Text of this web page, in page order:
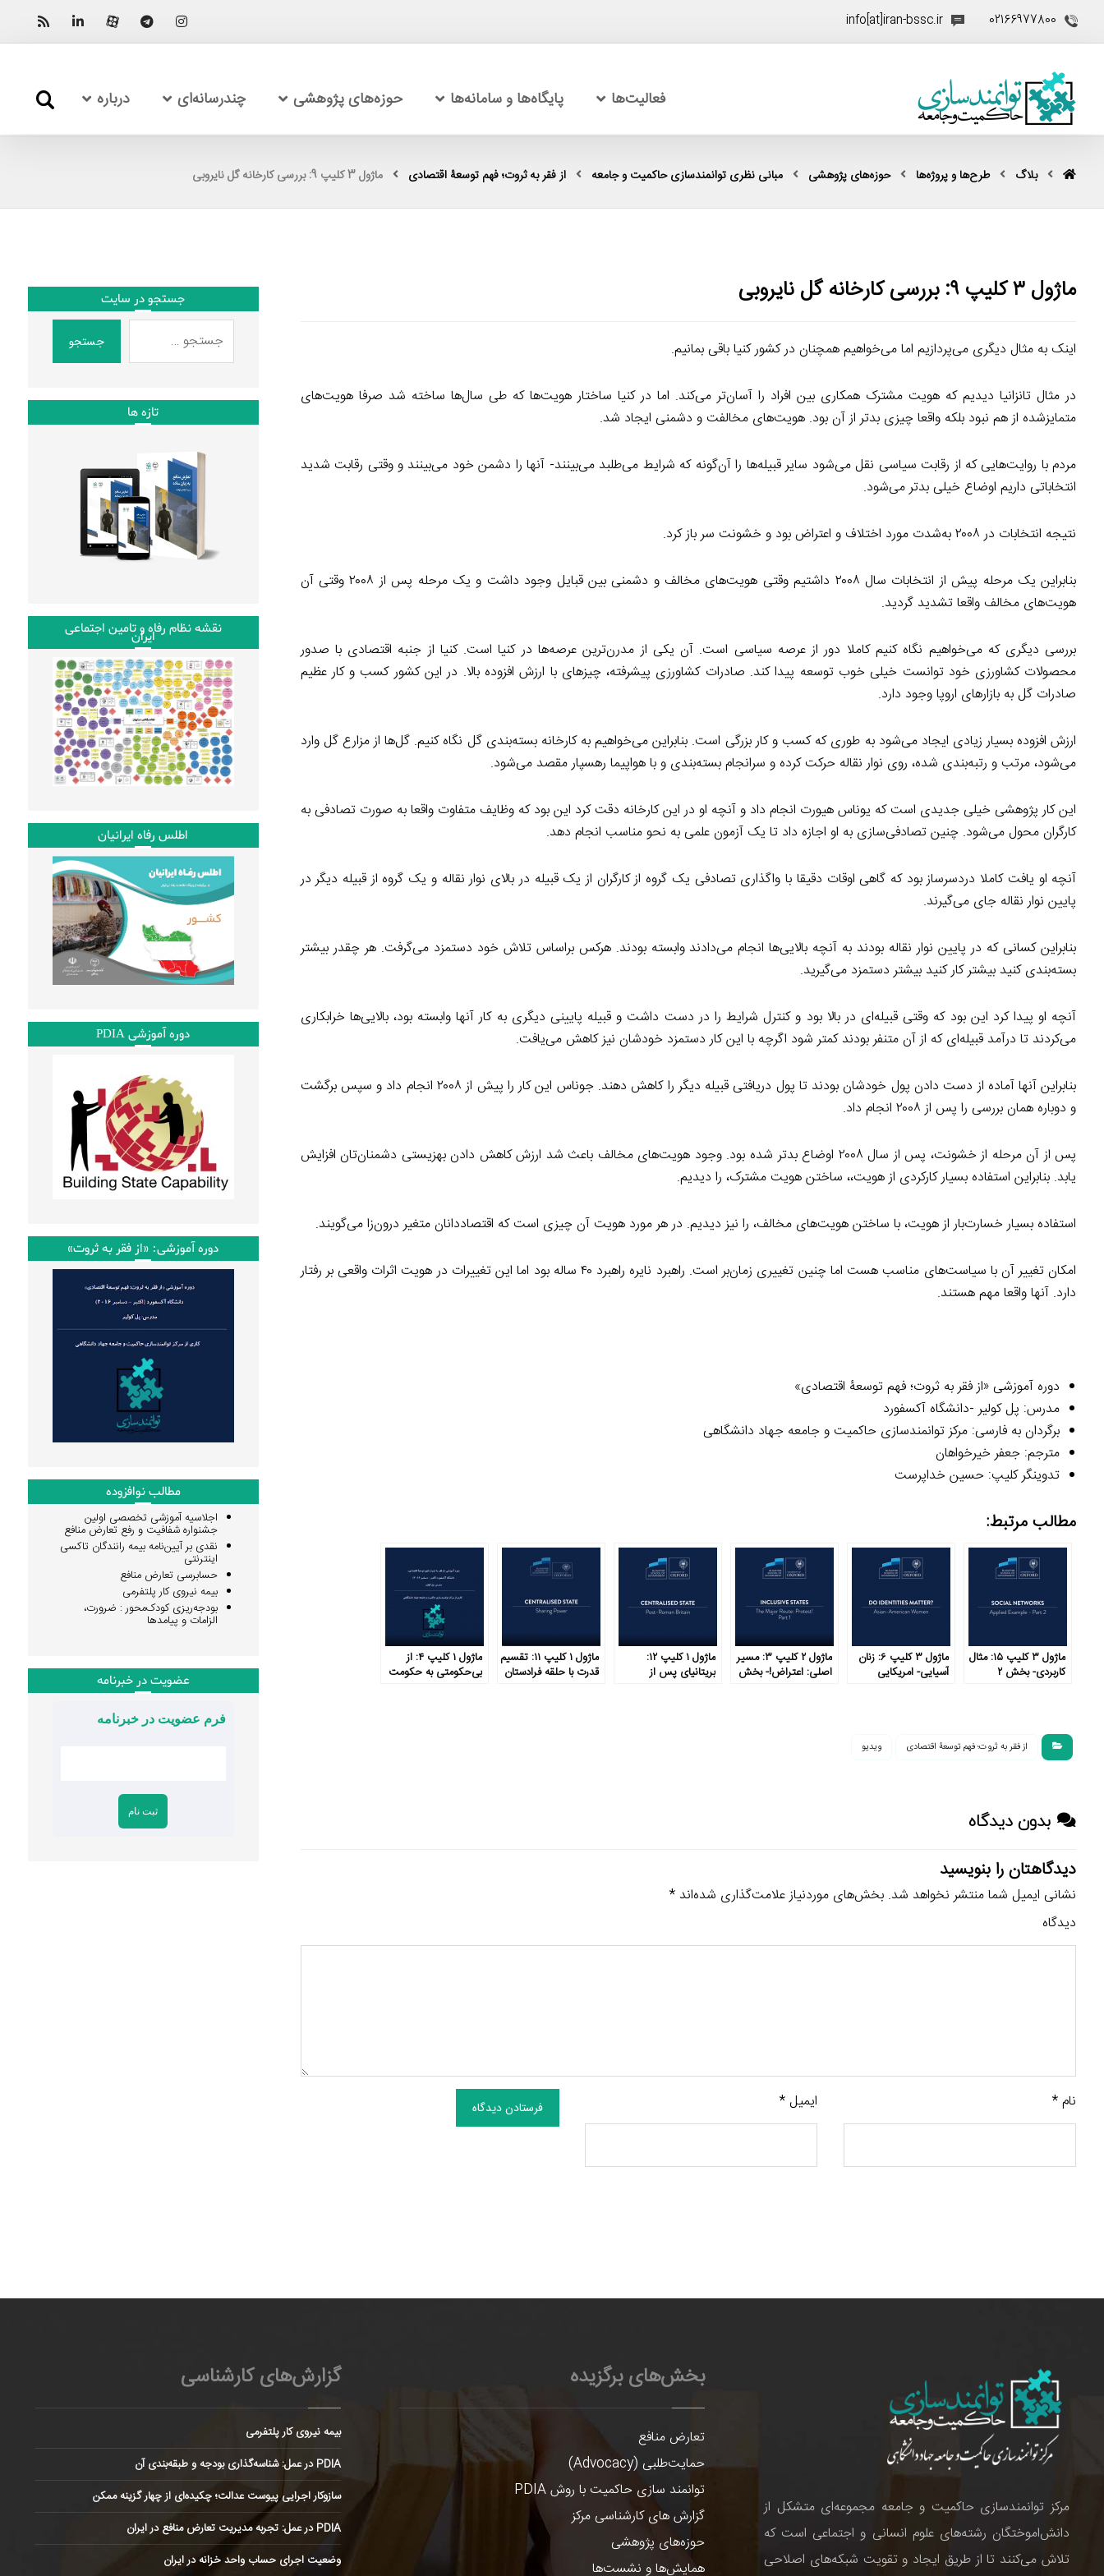
02166977800
info[at]iran-bssc.ir
فعالیت‌ها پایگاه‌ها و سامانه‌ها حوزه‌های پژوهشی چندرسانه‌ای درباره
بلاگ طرح‌ها و پروژه‌ها حوزه‌های پژوهشی مبانی نظری توانمندسازی حاکمیت و جامعه از فقر به ثروت؛ فهم توسعۀ اقتصادی ماژول 3 کلیپ 9: بررسی کارخانه گل نایروبی
ماژول ۳ کلیپ ۹: بررسی کارخانه گل نایروبی
اینک به مثال دیگری می‌پردازیم اما می‌خواهیم همچنان در کشور کنیا باقی بمانیم.
در مثال تانزانیا دیدیم که هویت مشترک همکاری بین افراد را آسان‌تر می‌کند. اما در کنیا ساختار هویت‌ها که طی سال‌ها ساخته شد صرفا هویت‌های
متمایزشده از هم نبود بلکه واقعا چیزی بدتر از آن بود. هویت‌های مخالفت و دشمنی ایجاد شد.
مردم با روایت‌هایی که از رقابت سیاسی نقل می‌شود سایر قبیله‌ها را آن‌گونه که شرایط می‌طلبد می‌بینند- آنها را دشمن خود می‌بینند و وقتی رقابت شدید
انتخاباتی داریم اوضاع خیلی بدتر می‌شود.
نتیجه انتخابات در ۲۰۰۸ به‌شدت مورد اختلاف و اعتراض بود و خشونت سر باز کرد.
بنابراین یک مرحله پیش از انتخابات سال ۲۰۰۸ داشتیم وقتی هویت‌های مخالف و دشمنی بین قبایل وجود داشت و یک مرحله پس از ۲۰۰۸ وقتی آن
هویت‌های مخالف واقعا تشدید گردید.
بررسی دیگری که می‌خواهیم نگاه کنیم کاملا دور از عرصه سیاسی است. آن یکی از مدرن‌ترین عرصه‌ها در کنیا است. کنیا از جنبه اقتصادی با صدور
محصولات کشاورزی خود توانست خیلی خوب توسعه پیدا کند. صادرات کشاورزی پیشرفته، چیزهای با ارزش افزوده بالا. در این کشور کسب و کار عظیم
صادرات گل به بازارهای اروپا وجود دارد.
ارزش افزوده بسیار زیادی ایجاد می‌شود به طوری که کسب و کار بزرگی است. بنابراین می‌خواهیم به کارخانه بسته‌بندی گل نگاه کنیم. گل‌ها از مزارع گل وارد
می‌شود، مرتب و رتبه‌بندی شده، روی نوار نقاله حرکت کرده و سرانجام بسته‌بندی و با هواپیما رهسپار مقصد می‌شود.
این کار پژوهشی خیلی جدیدی است که یوناس هیورت انجام داد و آنچه او در این کارخانه دقت کرد این بود که وظایف متفاوت واقعا به صورت تصادفی به
کارگران محول می‌شود. چنین تصادفی‌سازی به او اجازه داد تا یک آزمون علمی به نحو مناسب انجام دهد.
آنچه او یافت کاملا دردسرساز بود که گاهی اوقات دقیقا با واگذاری تصادفی یک گروه از کارگران از یک قبیله در بالای نوار نقاله و یک گروه از قبیله دیگر در
پایین نوار نقاله جای می‌گیرند.
بنابراین کسانی که در پایین نوار نقاله بودند به آنچه بالایی‌ها انجام می‌دادند وابسته بودند. هرکس براساس تلاش خود دستمزد می‌گرفت. هر چقدر بیشتر
بسته‌بندی کنید بیشتر کار کنید بیشتر دستمزد می‌گیرید.
آنچه او پیدا کرد این بود که وقتی قبیله‌‌ای در بالا بود و کنترل شرایط را در دست داشت و قبیله پایینی دیگری به کار آنها وابسته بود، بالایی‌ها خرابکاری
می‌کردند تا درآمد قبیله‌‌ای که از آن متنفر بودند کمتر شود اگرچه با این کار دستمزد خودشان نیز کاهش می‌یافت.
بنابراین آنها آماده از دست دادن پول خودشان بودند تا پول دریافتی قبیله دیگر را کاهش دهند. جوناس این کار را پیش از ۲۰۰۸ انجام داد و سپس برگشت
و دوباره همان بررسی را پس از ۲۰۰۸ انجام داد.
پس از آن مرحله از خشونت، پس از سال ۲۰۰۸ اوضاع بدتر شده بود. وجود هویت‌های مخالف باعث شد ارزش کاهش دادن بهزیستی دشمنان‌تان افزایش
یابد. بنابراین استفاده بسیار کارکردی از هویت،، ساختن هویت مشترک، را دیدیم.
استفاده بسیار خسارت‌بار از هویت، با ساختن هویت‌های مخالف، را نیز دیدیم. در هر مورد هویت آن چیزی است که اقتصاددانان متغیر درون‌زا می‌گویند.
امکان تغییر آن با سیاست‌های مناسب هست اما چنین تغییری زمان‌بر است. راهبرد نایره راهبرد ۴۰ ساله بود اما این تغییرات در هویت اثرات واقعی بر رفتار
دارد. آنها واقعا مهم هستند.
دوره آموزشی «از فقر به ثروت؛ فهم توسعۀ اقتصادی»
مدرس: پل کولیر -دانشگاه آکسفورد
برگردان به فارسی: مرکز توانمندسازی حاکمیت و جامعه جهاد دانشگاهی
مترجم: جعفر خیرخواهان
تدوینگر کلیپ: حسین خداپرست
مطالب مرتبط:
ماژول ۳ کلیپ ۱۵: مثال
کاربردی- بخش ۲
ماژول ۳ کلیپ ۶: زنان
آسیایی- امریکایی
ماژول ۲ کلیپ ۳: مسیر
اصلی: اعتراض!- بخش
ماژول ۱ کلیپ ۱۲:
بریتانیای پس از
ماژول ۱ کلیپ ۱۱: تقسیم
قدرت با حلقه فرادستان
ماژول ۱ کلیپ ۴: از
بی‌حکومتی به حکومت
از فقر به ثروت؛ فهم توسعۀ اقتصادی ویدیو
بدون دیدگاه
دیدگاهتان را بنویسید
نشانی ایمیل شما منتشر نخواهد شد. بخش‌های موردنیاز علامت‌گذاری شده‌اند*
دیدگاه
نام* ایمیل* فرستادن دیدگاه
جستجو در سایت
جستجو
تازه ها
نقشه نظام رفاه و تامین اجتماعی
ایران
اطلس رفاه ایرانیان
دوره آموزشی PDIA
دوره آموزشی: «از فقر به ثروت»
مطالب نوافزوده
اجلاسیه آموزشی تخصصی اولین
جشنواره شفافیت و رفع تعارض منافع
نقدی بر آیین‌نامه بیمه رانندگان تاکسی
اینترنتی
حسابرسی تعارض منافع
بیمه نیروی کار پلتفرمی
بودجه‌ریزی کودک‌محور : ضرورت،
الزامات و پیامدها
عضویت در خبرنامه
فرم عضویت در خبرنامه
مرکز توانمندسازی حاکمیت و جامعه مجموعه‌ای متشکل از
دانش‌اموختگان رشته‌های علوم انسانی و اجتماعی است که
تلاش می‌کنند تا از طریق ایجاد و تقویت شبکه‌های اصلاحی
بخش‌های برگزیده
تعارض منافع
حمایت‌طلبی (Advocacy)
توانمند سازی حاکمیت با روش PDIA
گزارش های کارشناسی مرکز
حوزه‌های پژوهشی
همایش‌ها و نشست‌ها
گزارش‌های کارشناسی
بیمه نیروی کار پلتفرمی
PDIA در عمل: شناسه‌گذاری بودجه و طبقه‌بندی آن
سازوکار اجرایی پیوست عدالت؛ چکیده‌ای از چهار گزینه ممکن
PDIA در عمل: تجربه مدیریت تعارض منافع در ایران
وضعیت اجرای حساب واحد خزانه در ایران